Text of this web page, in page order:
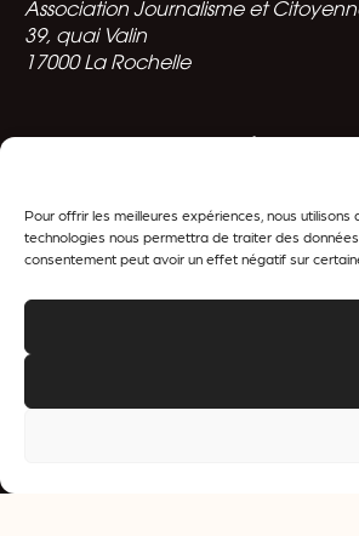
Pour offrir les meilleures expériences, nous
technologies nous permettra de traiter des
consentement peut avoir un effet négatif sur
Association Journalisme et
39, quai Valin
17000 La Rochelle
Soutenu